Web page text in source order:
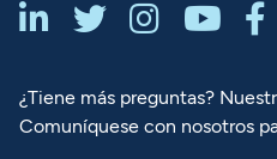
    
¿Tiene más preguntas?
Comuníquese con nosotros